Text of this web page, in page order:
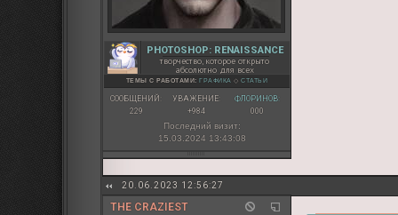
PHOTOSHOP: RENAISSANCE
творчество, которое открыто
абсолютно для всех
ТЕМЫ С РАБОТАМИ: ГРАФИКА ◇СТАТЬИ
СООБЩЕНИЙ:
229
УВАЖЕНИЕ:
+984
ФЛОРИНОВ:
000
Последний визит:
15.03.2024 13:43:08
20.06.2023 12:56:27
THE CRAZIEST